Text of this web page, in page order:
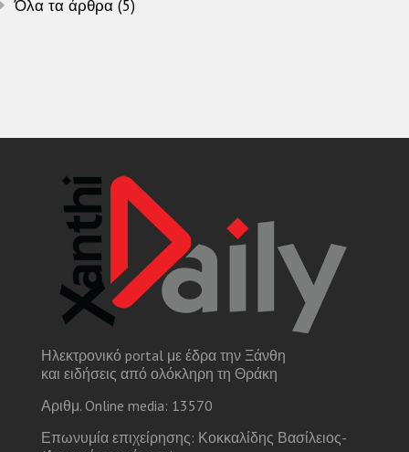
Όλα τα άρθρα (5)
Ηλεκτρονικό portal με έδρα την Ξάνθη
και ειδήσεις από ολόκληρη τη Θράκη
Αριθμ. Online media: 13570
Επωνυμία επιχείρησης: Κοκκαλίδης Βασίλειος-